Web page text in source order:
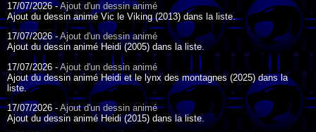
17/07/2026 -Ajout d'un dessin animé
Ajout du dessin animé Vic le Viking (2013) dans la liste.
17/07/2026 -Ajout d'un dessin animé
Ajout du dessin animé Heidi (2005) dans la liste.
17/07/2026 - Ajout d'un dessin animé
Ajout du dessin animé Heidi et le lynx des montagnes (2025) dans la
liste.
17/07/2026 - Ajout d'un dessin animé
Ajout du dessin animé Heidi (2015) dans la liste.